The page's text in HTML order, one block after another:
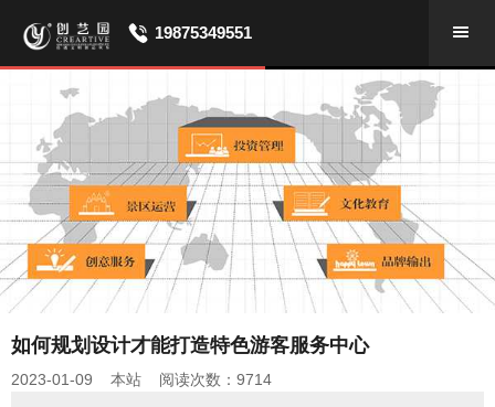
19875349551
​如何规划设计才能打造特色游客服务中心
2023-01-09 本站 阅读次数：9714